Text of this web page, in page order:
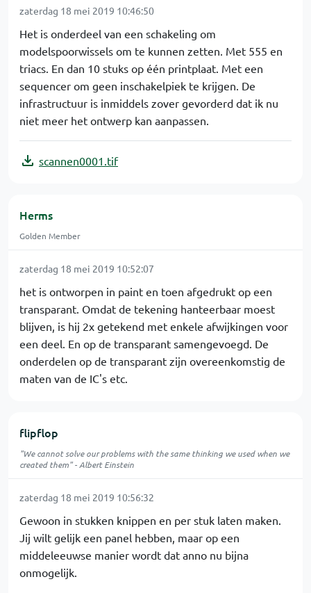
zaterdag 18 mei 2019 10:46:50
Het is onderdeel van een schakeling om
modelspoorwissels om te kunnen zetten. Met 555 en
triacs. En dan 10 stuks op één printplaat. Met een
sequencer om geen inschakelpiek te krijgen. De
infrastructuur is inmiddels zover gevorderd dat ik nu
niet meer het ontwerp kan aanpassen.
scannen0001.tif
Herms
Golden Member
zaterdag 18 mei 2019 10:52:07
het is ontworpen in paint en toen afgedrukt op een
transparant. Omdat de tekening hanteerbaar moest
blijven, is hij 2x getekend met enkele afwijkingen voor
een deel. En op de transparant samengevoegd. De
onderdelen op de transparant zijn overeenkomstig de
maten van de IC's etc.
flipflop
"We cannot solve our problems with the same thinking we used when we
created them" - Albert Einstein
zaterdag 18 mei 2019 10:56:32
Gewoon in stukken knippen en per stuk laten maken.
Jij wilt gelijk een panel hebben, maar op een
middeleeuwse manier wordt dat anno nu bijna
onmogelijk.